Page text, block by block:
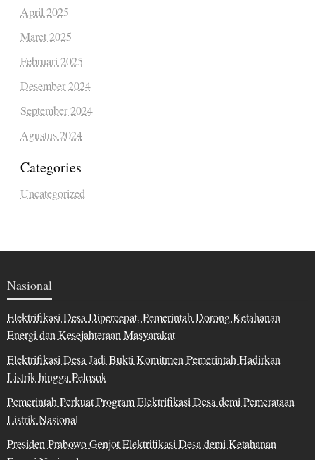
April 2025
Maret 2025
Februari 2025
Desember 2024
September 2024
Agustus 2024
Categories
Uncategorized
Nasional
Elektrifikasi Desa Dipercepat, Pemerintah Dorong Ketahanan
Energi dan Kesejahteraan Masyarakat
Elektrifikasi Desa Jadi Bukti Komitmen Pemerintah Hadirkan
Listrik hingga Pelosok
Pemerintah Perkuat Program Elektrifikasi Desa demi Pemerataan
Listrik Nasional
Presiden Prabowo Genjot Elektrifikasi Desa demi Ketahanan